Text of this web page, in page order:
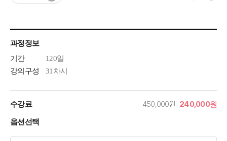
과정정보
기간
120일
강의구성
31차시
수강료 450,000원 240,000원
옵션선택